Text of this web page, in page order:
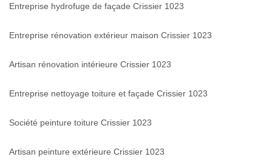
Entreprise hydrofuge de façade Crissier 1023
Entreprise rénovation extérieur maison Crissier 1023
Artisan rénovation intérieure Crissier 1023
Entreprise nettoyage toiture et façade Crissier 1023
Société peinture toiture Crissier 1023
Artisan peinture extérieure Crissier 1023